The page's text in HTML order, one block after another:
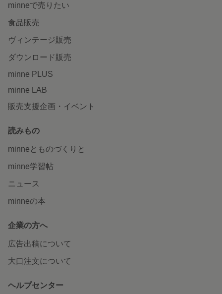
minneで売りたい
食品販売
ヴィンテージ販売
ダウンロード販売
minne PLUS
minne LAB
販売支援企画・イベント
読みもの
minneとものづくりと
minne学習帖
ニュース
minneの本
企業の方へ
広告出稿について
大口注文について
ヘルプセンター